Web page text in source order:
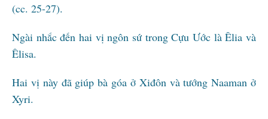
(cc. 25-27).
Ngài nhắc đến hai vị ngôn sứ trong Cựu Ước là Êlia và
Êlisa.
Hai vị này đã giúp bà góa ở Xiđôn và tướng Naaman ở
Xyri.